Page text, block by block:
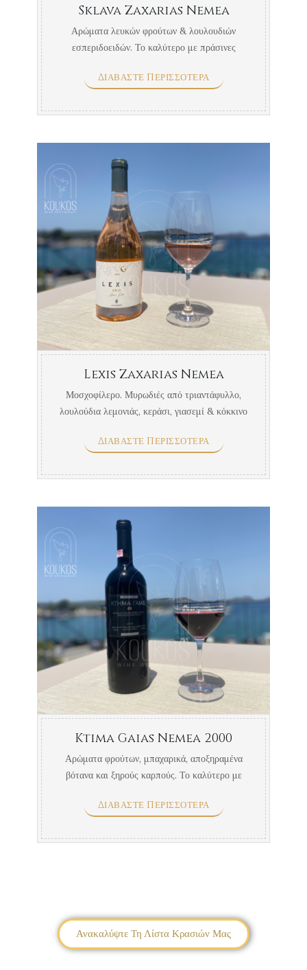
Sklava Zaxarias Nemea
Αρώματα λευκών φρούτων & λουλουδιών
εσπεριδοειδών. Το καλύτερο με πράσινες
ΔΙΑΒΆΣΤΕ ΠΕΡΙΣΣΌΤΕΡΑ
Lexis Zaxarias Nemea
Μοσχοφίλερο. Μυρωδιές από τριαντάφυλλο,
λουλούδια λεμονιάς, κεράσι, γιασεμί & κόκκινο
ΔΙΑΒΆΣΤΕ ΠΕΡΙΣΣΌΤΕΡΑ
Ktima Gaias Nemea 2000
Αρώματα φρούτων, μπαχαρικά, αποξηραμένα
βότανα και ξηρούς καρπούς. Το καλύτερο με
& ...
ΔΙΑΒΆΣΤΕ ΠΕΡΙΣΣΌΤΕΡΑ
Ανακαλύψτε Τη Λίστα Κρασιών Μας